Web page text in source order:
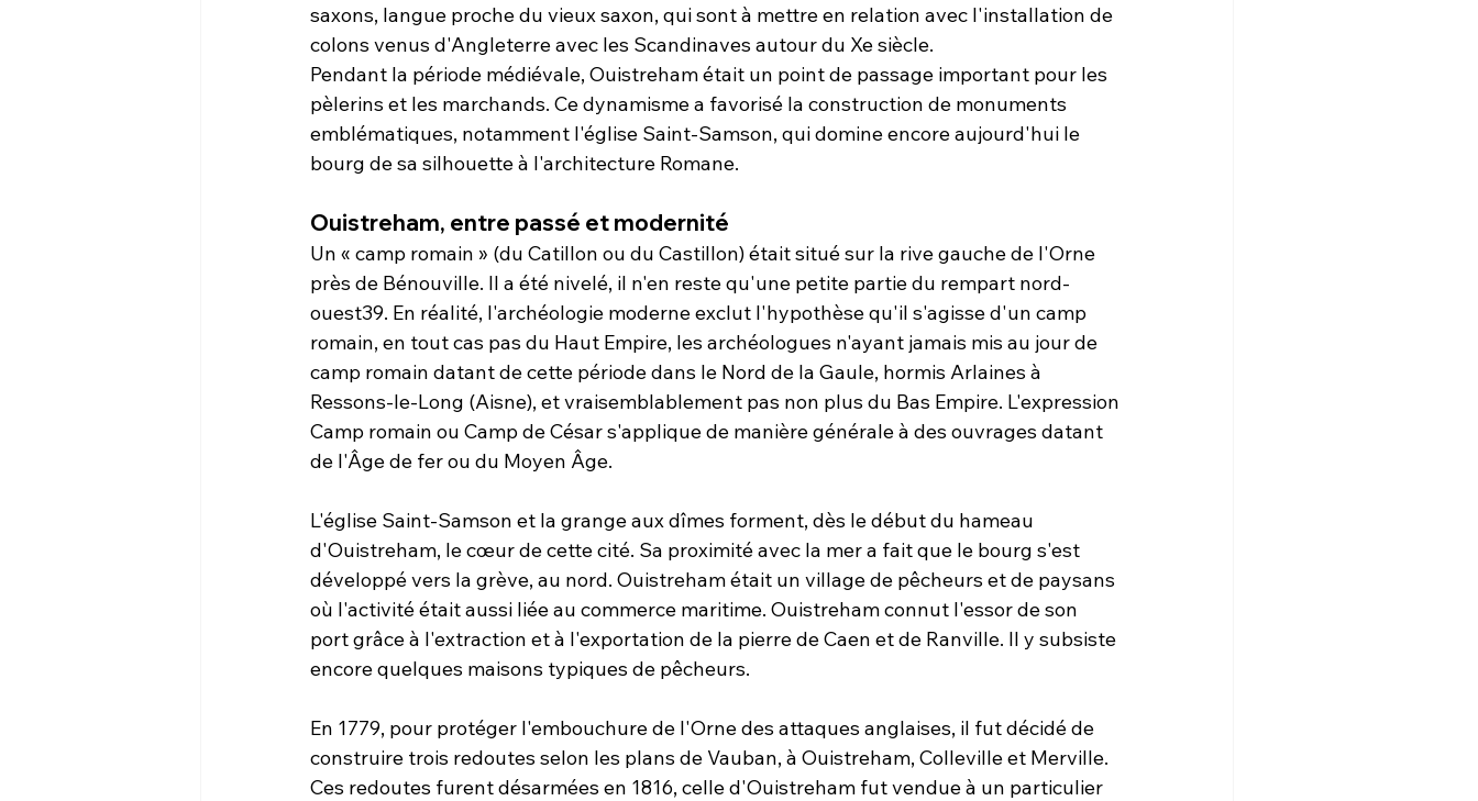
saxons, langue proche du vieux saxon, qui sont à mettre en relation avec l'installation de
colons venus d'Angleterre avec les Scandinaves autour du Xe siècle.
Pendant la période médiévale, Ouistreham était un point de passage important pour les
pèlerins et les marchands. Ce dynamisme a favorisé la construction de monuments
emblématiques, notamment l'église Saint-Samson, qui domine encore aujourd'hui le
bourg de sa silhouette à l'architecture Romane.
Ouistreham, entre passé et modernité
Un « camp romain » (du Catillon ou du Castillon) était situé sur la rive gauche de l'Orne
près de Bénouville. Il a été nivelé, il n'en reste qu'une petite partie du rempart nord-
ouest39. En réalité, l'archéologie moderne exclut l'hypothèse qu'il s'agisse d'un camp
romain, en tout cas pas du Haut Empire, les archéologues n'ayant jamais mis au jour de
camp romain datant de cette période dans le Nord de la Gaule, hormis Arlaines à
Ressons-le-Long (Aisne), et vraisemblablement pas non plus du Bas Empire. L'expression
Camp romain ou Camp de César s'applique de manière générale à des ouvrages datant
de l'Âge de fer ou du Moyen Âge.
L'église Saint-Samson et la grange aux dîmes forment, dès le début du hameau
d'Ouistreham, le cœur de cette cité. Sa proximité avec la mer a fait que le bourg s'est
développé vers la grève, au nord. Ouistreham était un village de pêcheurs et de paysans
où l'activité était aussi liée au commerce maritime. Ouistreham connut l'essor de son
port grâce à l'extraction et à l'exportation de la pierre de Caen et de Ranville. Il y subsiste
encore quelques maisons typiques de pêcheurs.
En 1779, pour protéger l'embouchure de l'Orne des attaques anglaises, il fut décidé de
construire trois redoutes selon les plans de Vauban, à Ouistreham, Colleville et Merville.
Ces redoutes furent désarmées en 1816, celle d'Ouistreham fut vendue à un particulier